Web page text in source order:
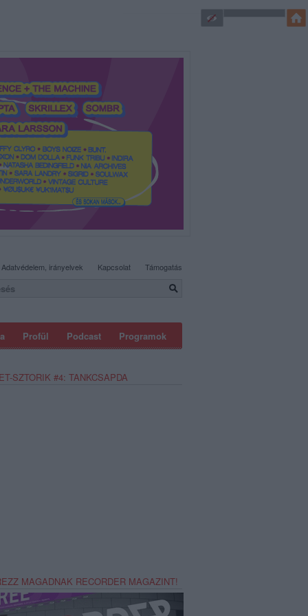
Profül Podcast Programok
Adatvédelem, irányelvek Kapcsolat Támogatás
SZTORIK #4: TANKCSAPDA
MAGADNAK RECORDER MAGAZINT!
SÜTI BEÁLLÍTÁSOK MÓDOSÍTÁSA